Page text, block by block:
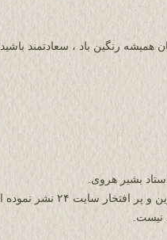
همیشه رنگین باد ، سعادتمند باشید.
بشیر هروی.
سایت ۲۴ نشر نموده اید.
نیست.